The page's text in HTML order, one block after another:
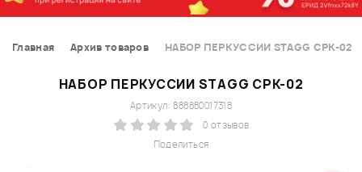
Главная Архив товаров НАБОР ПЕРКУССИИ STAGG CPK-02
НАБОР ПЕРКУССИИ STAGG CPK-02
Поделиться
Артикул: 888880017318
0 отзывов